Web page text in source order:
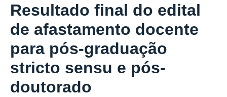
Resultado final do edital
de afastamento docente
para pós-graduação
stricto sensu e pós-
doutorado